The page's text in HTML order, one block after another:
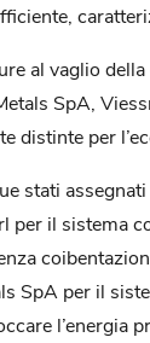
al vaglio
SpA,
distinte per
stati assegnati
per il sistema
SpA per il
l’energia